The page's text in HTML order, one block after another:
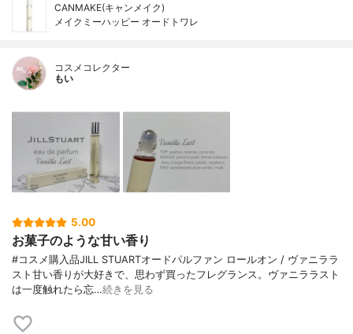
CANMAKE(キャンメイク)
メイクミーハッピー オードトワレ
コスメコレクター
もい
5.00
お菓子のような甘い香り
#コスメ購入品JILL STUARTオードパルファン ロールオン / ヴァニララ
スト甘い香りが大好きで、思わず買ったフレグランス。ヴァニララスト
は一度触れたら忘…続きを見る